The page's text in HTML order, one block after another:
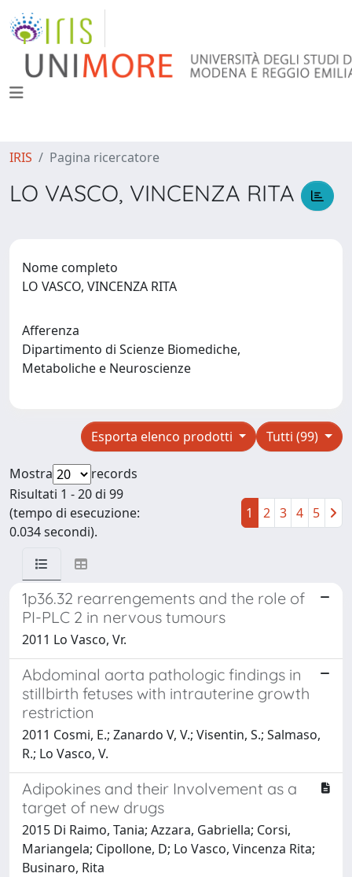
IRIS Pagina ricercatore
LO VASCO, VINCENZA RITA
Nome completo
LO VASCO, VINCENZA RITA
Afferenza
Dipartimento di Scienze Biomediche,
Metaboliche e Neuroscienze
Tutti (99)
Esporta elenco prodotti
Mostra
records
Risultati 1 - 20 di 99
(tempo di esecuzione:
0.034 secondi).
1 2 3 4 5
1p36.32 rearrengements and the role of
PI-PLC 2 in nervous tumours
2011 Lo Vasco, Vr.
Abdominal aorta pathologic findings in
stillbirth fetuses with intrauterine growth
restriction
2011 Cosmi, E.; Zanardo V, V.; Visentin, S.; Salmaso,
R.; Lo Vasco, V.
Adipokines and their Involvement as a
target of new drugs
2015 Di Raimo, Tania; Azzara, Gabriella; Corsi,
Mariangela; Cipollone, D; Lo Vasco, Vincenza Rita;
Businaro, Rita